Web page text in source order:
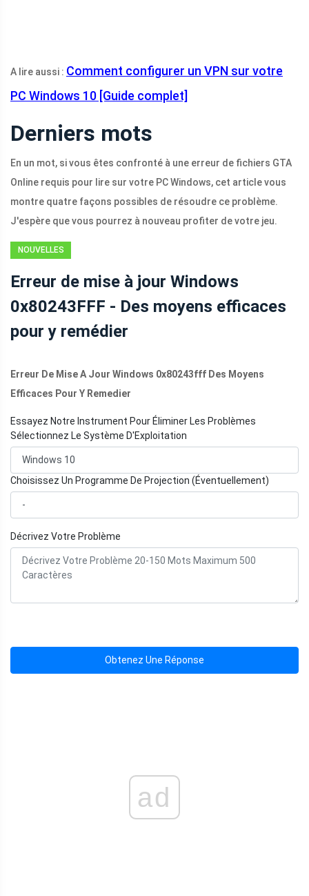
A lire aussi : Comment configurer un VPN sur votre
PC Windows 10 [Guide complet]
Derniers mots
En un mot, si vous êtes confronté à une erreur de fichiers GTA
Online requis pour lire sur votre PC Windows, cet article vous
montre quatre façons possibles de résoudre ce problème.
J'espère que vous pourrez à nouveau profiter de votre jeu.
NOUVELLES
Erreur de mise à jour Windows
0x80243FFF - Des moyens efficaces
pour y remédier
Erreur De Mise A Jour Windows 0x80243fff Des Moyens
Efficaces Pour Y Remedier
Essayez Notre Instrument Pour Éliminer Les Problèmes
Sélectionnez Le Système D'Exploitation
Choisissez Un Programme De Projection (Éventuellement)
Décrivez Votre Problème
Obtenez Une Réponse
ad